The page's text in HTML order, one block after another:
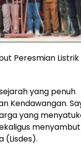
Peresmian Listrik
yang penuh
Kendawangan.
yang
menyambut
(Lisdes).